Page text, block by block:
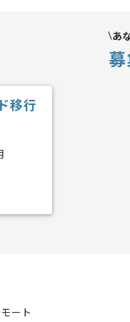
あ
移行
ート